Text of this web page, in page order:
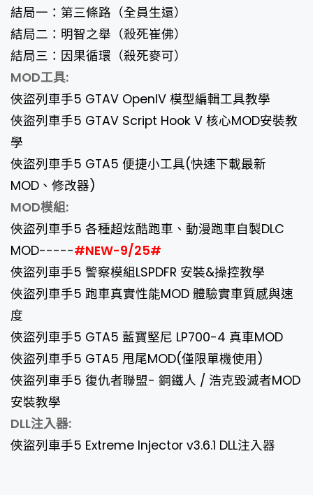
結局一：第三條路（全員生還）
結局二：明智之舉（殺死崔佛）
結局三：因果循環（殺死麥可）
MOD工具:
俠盜列車手5 GTAV OpenIV 模型編輯工具教學
俠盜列車手5 GTAV Script Hook V 核心MOD安裝教
學
俠盜列車手5 GTA5 便捷小工具(快速下載最新
MOD、修改器)
MOD模組:
俠盜列車手5 各種超炫酷跑車、動漫跑車自製DLC
MOD-----#NEW-9/25#
俠盜列車手5 警察模組LSPDFR 安裝&操控教學
俠盜列車手5 跑車真實性能MOD 體驗實車質感與速
度
俠盜列車手5 GTA5 藍寶堅尼 LP700-4 真車MOD
俠盜列車手5 GTA5 甩尾MOD(僅限單機使用)
俠盜列車手5 復仇者聯盟- 鋼鐵人 / 浩克毀滅者MOD
安裝教學
DLL注入器:
俠盜列車手5 Extreme Injector v3.6.1 DLL注入器